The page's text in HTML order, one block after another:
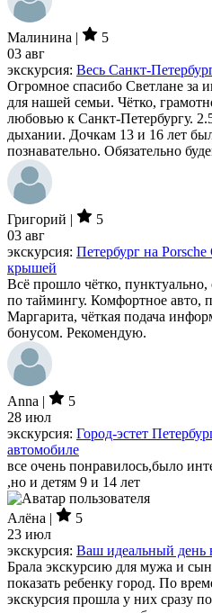
Малинина |
5
03 авг
экскурсия: Весь Санкт-
Огромное спасибо Светлане за
для нашей семьи. Чётко,
любовью к Санкт-Петербургу.
дыхании. Дочкам 13 и 16 лет
познавательно. Обязательно
Григорий |
5
03 авг
экскурсия: Петербург на
крышей
Всё прошло чётко,
по таймингу. Комфортное авто,
Маргарита, чёткая подача
бонусом. Рекомендую.
Anna |
5
28 июл
экскурсия: Город-эстет
автомобиле
все очень понравилось,было
,но и детям 9 и 14 лет
Алёна |
5
23 июл
экскурсия: Ваш идеальный день
Брала экскурсию для мужа и
показать ребенку город. По
экскурсия прошла у них сразу